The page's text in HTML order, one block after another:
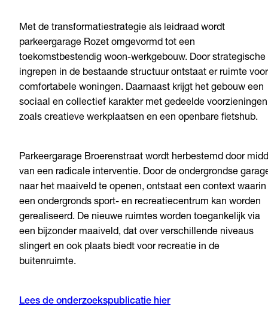
Met de transformatiestrategie als leidraad wordt
parkeergarage Rozet omgevormd tot een
toekomstbestendig woon-werkgebouw. Door strategische
ingrepen in de bestaande structuur ontstaat er ruimte voor
comfortabele woningen. Daarnaast krijgt het gebouw een
sociaal en collectief karakter met gedeelde voorzieningen
zoals creatieve werkplaatsen en een openbare fietshub.
Parkeergarage Broerenstraat wordt herbestemd door
van een radicale interventie. Door de ondergrondse
naar het maaiveld te openen, ontstaat een context waarin
een ondergronds sport- en recreatiecentrum kan worden
gerealiseerd. De nieuwe ruimtes worden toegankelijk via
een bijzonder maaiveld, dat over verschillende niveaus
slingert en ook plaats biedt voor recreatie in de
buitenruimte.
Lees de onderzoekspublicatie hier